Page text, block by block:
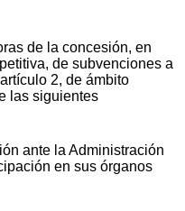
de la concesión, en
de subvenciones a
2, de ámbito
las siguientes
ante la Administración
en sus órganos